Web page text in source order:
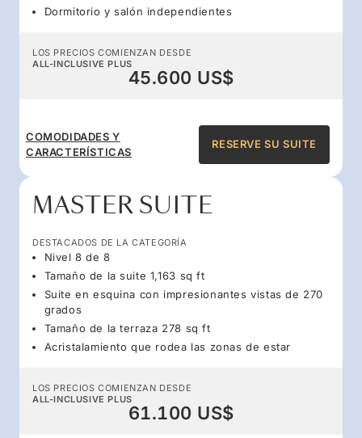
Dormitorio y salón independientes
LOS PRECIOS COMIENZAN DESDE
ALL-INCLUSIVE PLUS
45.600 US$
COMODIDADES Y
CARACTERÍSTICAS
RESERVE SU SUITE
MASTER SUITE
DESTACADOS DE LA CATEGORÍA
Nivel 8 de 8
Tamaño de la suite 1,163 sq ft
Suite en esquina con impresionantes vistas de 270
grados
Tamaño de la terraza 278 sq ft
Acristalamiento que rodea las zonas de estar
LOS PRECIOS COMIENZAN DESDE
ALL-INCLUSIVE PLUS
61.100 US$